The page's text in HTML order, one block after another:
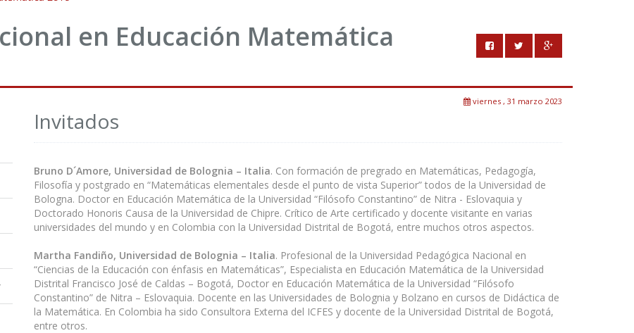
en Educación Matemática
viernes , 31 marzo 2023
Invitados
Bruno D´Amore, Universidad de Bolognia – Italia. Con formación de pregrado en Matemáticas, Pedagogía,
Filosofía y postgrado en “Matemáticas elementales desde el punto de vista Superior” todos de la Universidad de
Bologna. Doctor en Educación Matemática de la Universidad “Filósofo Constantino” de Nitra - Eslovaquia y
Doctorado Honoris Causa de la Universidad de Chipre. Crítico de Arte certificado y docente visitante en varias
universidades del mundo y en Colombia con la Universidad Distrital de Bogotá, entre muchos otros aspectos.
Martha Fandiño, Universidad de Bolognia – Italia. Profesional de la Universidad Pedagógica Nacional en
“Ciencias de la Educación con énfasis en Matemáticas”, Especialista en Educación Matemática de la Universidad
Distrital Francisco José de Caldas – Bogotá, Doctor en Educación Matemática de la Universidad “Filósofo
Constantino” de Nitra – Eslovaquia. Docente en las Universidades de Bolognia y Bolzano en cursos de Didáctica de
la Matemática. En Colombia ha sido Consultora Externa del ICFES y docente de la Universidad Distrital de Bogotá,
entre otros.